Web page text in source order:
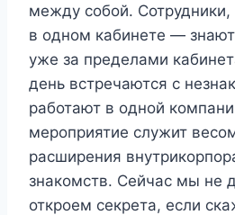
между собой.
в одном кабинете —
уже за пределами
день встречаются с
работают в одной
мероприятие служит
расширения
знакомств. Сейчас мы не
откроем секрета, если